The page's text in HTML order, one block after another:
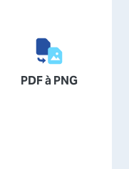
PDF à PNG